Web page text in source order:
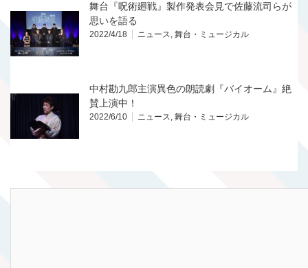
舞台『呪術廻戦』製作発表会見で佐藤流司らが
思いを語る
2022/4/18 ニュース, 舞台・ミュージカル
中村勘九郎主演異色の朗読劇『バイオーム』絶
賛上演中！
2022/6/10 ニュース, 舞台・ミュージカル